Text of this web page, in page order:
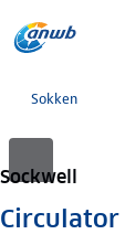
Sokken
Sockwell
Circulator